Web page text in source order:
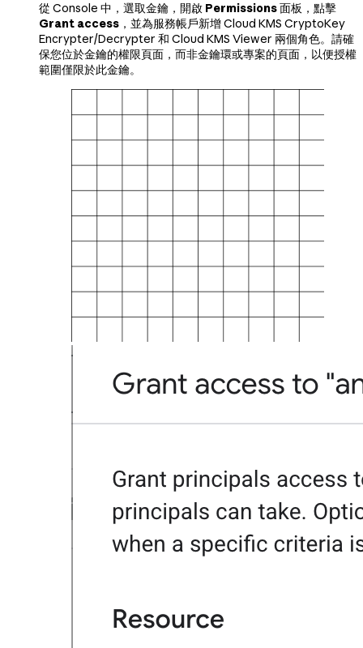
從 Console 中，選取金鑰，開啟 Permissions面板，點擊
Grant access ，並為服務帳戶新增 Cloud KMS CryptoKey
Encrypter/Decrypter 和 Cloud KMS Viewer 兩個角色。請確
保您位於金鑰的權限頁面，而非金鑰環或專案的頁面，以便授權
範圍僅限於此金鑰。